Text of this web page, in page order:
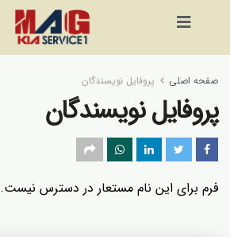
صفحه اصلی پروفایل نویسندگان
پروفایل نویسندگان
فرم برای این نام مستعار در دسترس نیست.